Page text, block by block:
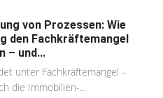
von Prozessen: Wie
den Fachkräftemangel
– und...
unter Fachkräftemangel –
die Immobilien-...